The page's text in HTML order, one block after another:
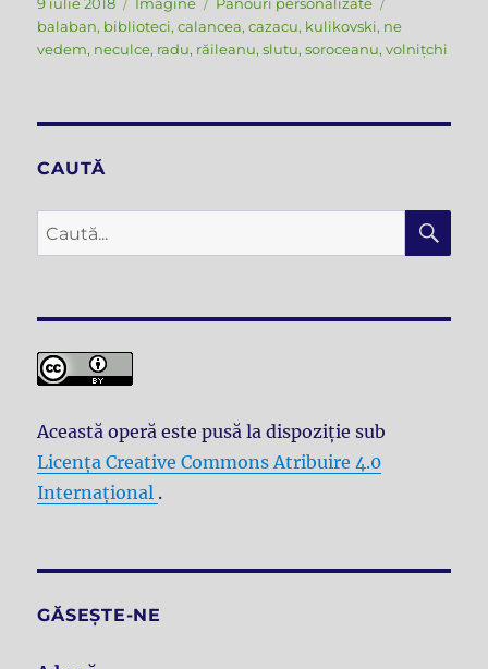
pe
balaban, biblioteci,calancea,cazacu, kulikovski, ne
vedem, neculce, radu, răileanu,slutu,soroceanu,volnițchi
CAUTĂ
Caută
după:
Această operă este pusă la dispoziţie sub
Licenţa Creative Commons Atribuire 4.0
Internațional .
GĂSEȘTE-NE